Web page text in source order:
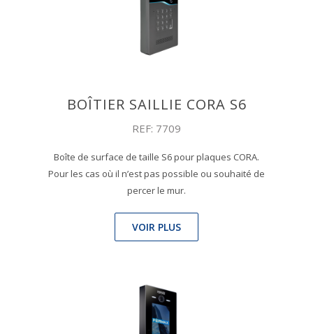
BOÎTIER SAILLIE CORA S6
REF: 7709
Boîte de surface de taille S6 pour plaques CORA.
Pour les cas où il n’est pas possible ou souhaité de
percer le mur.
VOIR PLUS